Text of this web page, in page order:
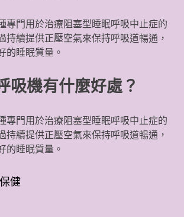
專門用於治療阻塞型睡眠呼吸中止症的
持續提供正壓空氣來保持呼吸道暢通，
的睡眠質量。
吸機有什麼好處？
專門用於治療阻塞型睡眠呼吸中止症的
持續提供正壓空氣來保持呼吸道暢通，
的睡眠質量。
健